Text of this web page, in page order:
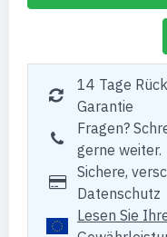
14 Tage
Garantie
Fragen?
gerne weiter.
Sichere,
Datenschutz
Lesen Sie